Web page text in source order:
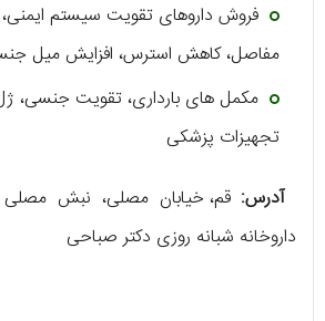
فروش داروهای تقویت سیستم ایمنی،
مفاصل، کاهش استرس، افزایش میل
مکمل ‌های بارداری، تقویت جنسی،
تجهیزات پزشکی
آدرس:
داروخانه شبانه روزی دکتر صباحی